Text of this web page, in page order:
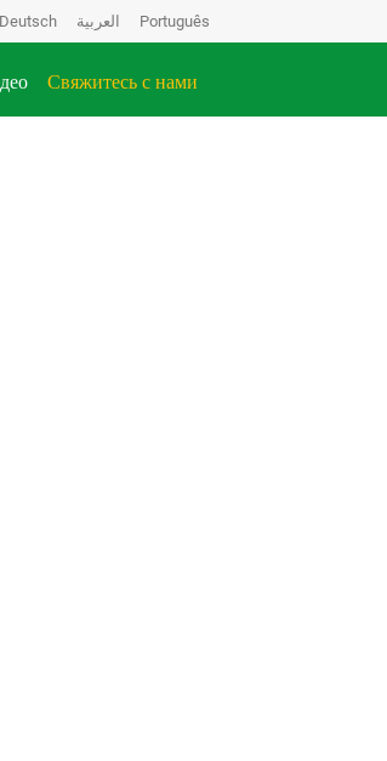
Deutsch العربية Português
Свяжитесь с нами